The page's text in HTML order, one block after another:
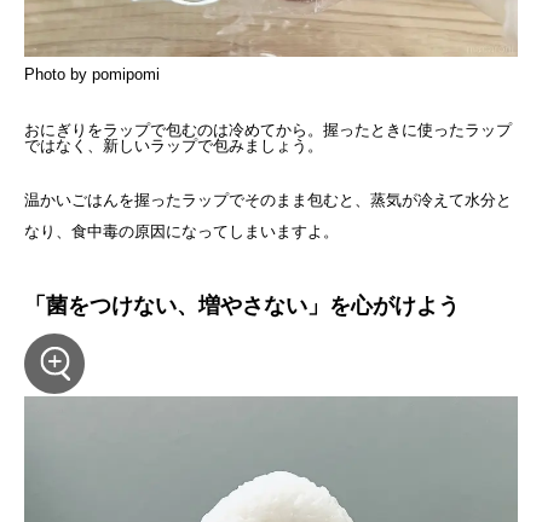
Photo by pomipomi
おにぎりをラップで包むのは冷めてから。握ったときに使ったラップ
ではなく、新しいラップで包みましょう。
温かいごはんを握ったラップでそのまま包むと、蒸気が冷えて水分と
なり、食中毒の原因になってしまいますよ。
「菌をつけない、増やさない」を心がけよう